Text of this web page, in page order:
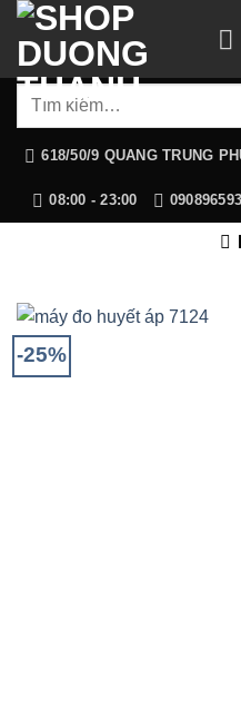
Chuyển
đến
nội
dung
Tìm
618/50/9 QUANG TRUNG
08:00 - 23:00
-25%